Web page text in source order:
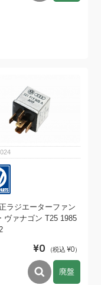
ラジエーターファン
ヴァナゴン T25 1985
¥0 （税込 ¥0）
廃盤